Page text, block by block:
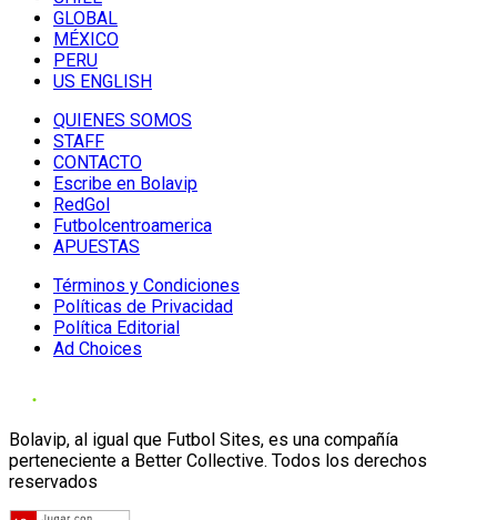
GLOBAL
MÉXICO
PERU
US ENGLISH
QUIENES SOMOS
STAFF
CONTACTO
Escribe en Bolavip
RedGol
Futbolcentroamerica
APUESTAS
Términos y Condiciones
Políticas de Privacidad
Política Editorial
Ad Choices
Bolavip, al igual que Futbol Sites, es una compañía
perteneciente a Better Collective. Todos los derechos
reservados